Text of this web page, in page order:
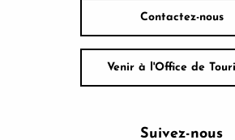
Contactez-nous
Venir à l'Office de
Suivez-nous